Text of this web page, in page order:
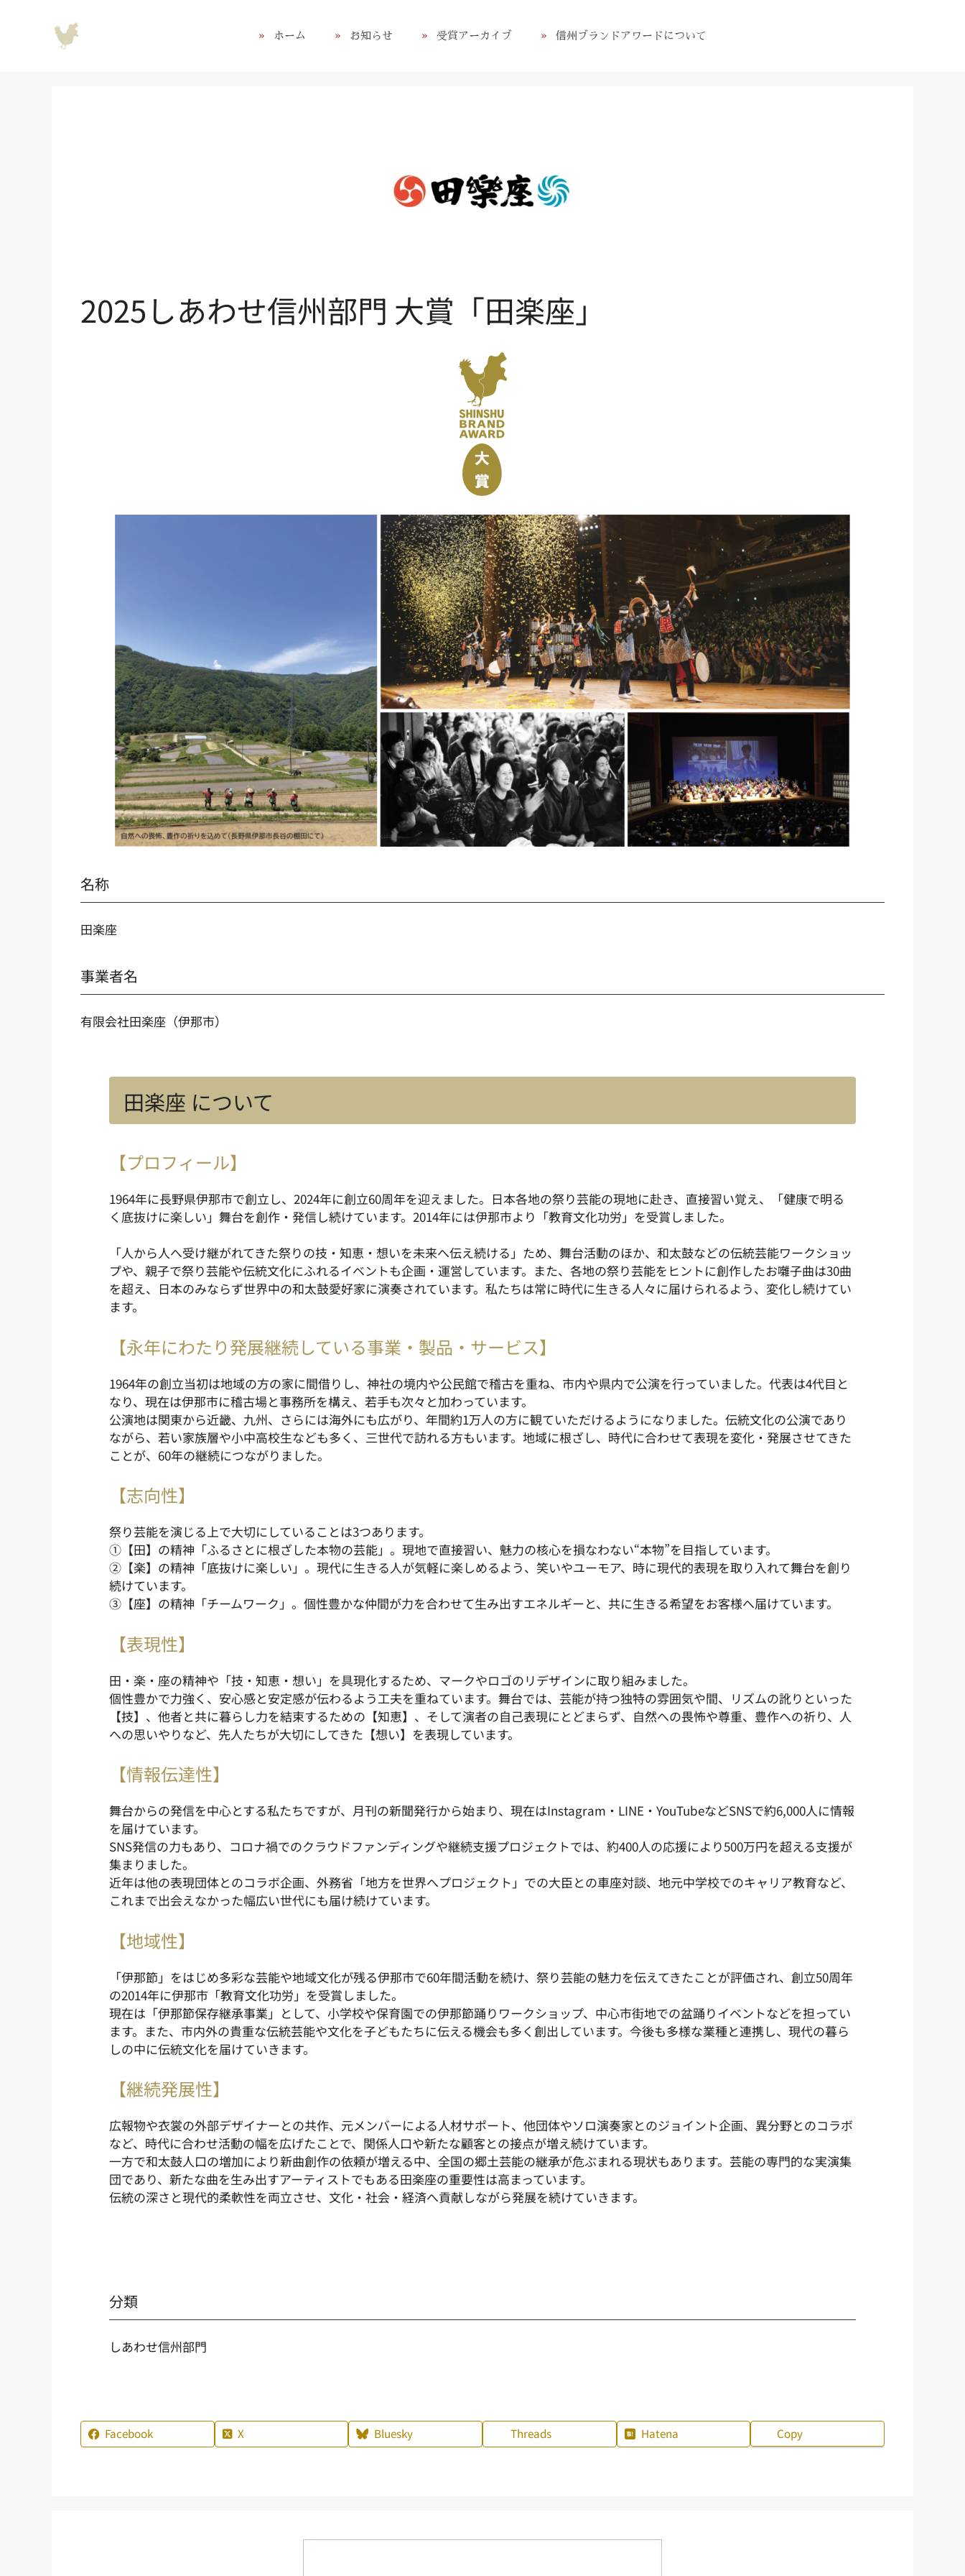
ホーム お知らせ 受賞アーカイブ 信州ブランドアワードについて
2025しあわせ信州部門 大賞「田楽座」
名称
田楽座
事業者名
有限会社田楽座（伊那市）
田楽座 について
【プロフィール】
1964年に長野県伊那市で創立し、2024年に創立60周年を迎えました。日本各地の祭り芸能の現地に赴き、直接習い覚え、「健康で明る
く底抜けに楽しい」舞台を創作・発信し続けています。2014年には伊那市より「教育文化功労」を受賞しました。
「人から人へ受け継がれてきた祭りの技・知恵・想いを未来へ伝え続ける」ため、舞台活動のほか、和太鼓などの伝統芸能ワークショッ
プや、親子で祭り芸能や伝統文化にふれるイベントも企画・運営しています。また、各地の祭り芸能をヒントに創作したお囃子曲は30曲
を超え、日本のみならず世界中の和太鼓愛好家に演奏されています。私たちは常に時代に生きる人々に届けられるよう、変化し続けてい
ます。
【永年にわたり発展継続している事業・製品・サービス】
1964年の創立当初は地域の方の家に間借りし、神社の境内や公民館で稽古を重ね、市内や県内で公演を行っていました。代表は4代目と
なり、現在は伊那市に稽古場と事務所を構え、若手も次々と加わっています。
公演地は関東から近畿、九州、さらには海外にも広がり、年間約1万人の方に観ていただけるようになりました。伝統文化の公演であり
ながら、若い家族層や小中高校生なども多く、三世代で訪れる方もいます。地域に根ざし、時代に合わせて表現を変化・発展させてきた
ことが、60年の継続につながりました。
【志向性】
祭り芸能を演じる上で大切にしていることは3つあります。
①【田】の精神「ふるさとに根ざした本物の芸能」。現地で直接習い、魅力の核心を損なわない“本物”を目指しています。
②【楽】の精神「底抜けに楽しい」。現代に生きる人が気軽に楽しめるよう、笑いやユーモア、時に現代的表現を取り入れて舞台を創り
続けています。
③【座】の精神「チームワーク」。個性豊かな仲間が力を合わせて生み出すエネルギーと、共に生きる希望をお客様へ届けています。
【表現性】
田・楽・座の精神や「技・知恵・想い」を具現化するため、マークやロゴのリデザインに取り組みました。
個性豊かで力強く、安心感と安定感が伝わるよう工夫を重ねています。舞台では、芸能が持つ独特の雰囲気や間、リズムの訛りといった
【技】、他者と共に暮らし力を結束するための【知恵】、そして演者の自己表現にとどまらず、自然への畏怖や尊重、豊作への祈り、人
への思いやりなど、先人たちが大切にしてきた【想い】を表現しています。
【情報伝達性】
舞台からの発信を中心とする私たちですが、月刊の新聞発行から始まり、現在はInstagram・LINE・YouTubeなどSNSで約6,000人に情報
を届けています。
SNS発信の力もあり、コロナ禍でのクラウドファンディングや継続支援プロジェクトでは、約400人の応援により500万円を超える支援が
集まりました。
近年は他の表現団体とのコラボ企画、外務省「地方を世界へプロジェクト」での大臣との車座対談、地元中学校でのキャリア教育など、
これまで出会えなかった幅広い世代にも届け続けています。
【地域性】
「伊那節」をはじめ多彩な芸能や地域文化が残る伊那市で60年間活動を続け、祭り芸能の魅力を伝えてきたことが評価され、創立50周年
の2014年に伊那市「教育文化功労」を受賞しました。
現在は「伊那節保存継承事業」として、小学校や保育園での伊那節踊りワークショップ、中心市街地での盆踊りイベントなどを担ってい
ます。また、市内外の貴重な伝統芸能や文化を子どもたちに伝える機会も多く創出しています。今後も多様な業種と連携し、現代の暮ら
しの中に伝統文化を届けていきます。
【継続発展性】
広報物や衣裳の外部デザイナーとの共作、元メンバーによる人材サポート、他団体やソロ演奏家とのジョイント企画、異分野とのコラボ
など、時代に合わせ活動の幅を広げたことで、関係人口や新たな顧客との接点が増え続けています。
一方で和太鼓人口の増加により新曲創作の依頼が増える中、全国の郷土芸能の継承が危ぶまれる現状もあります。芸能の専門的な実演集
団であり、新たな曲を生み出すアーティストでもある田楽座の重要性は高まっています。
伝統の深さと現代的柔軟性を両立させ、文化・社会・経済へ貢献しながら発展を続けていきます。
分類
しあわせ信州部門
Facebook X Bluesky Threads Hatena Copy